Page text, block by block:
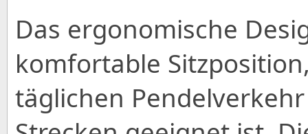
Das ergonomische
komfortable
täglichen